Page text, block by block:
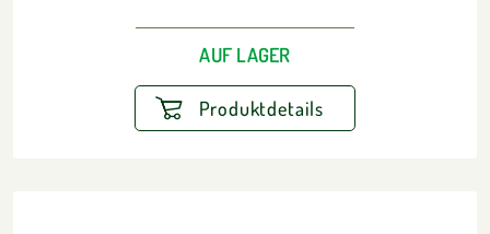
AUF LAGER
Produktdetails